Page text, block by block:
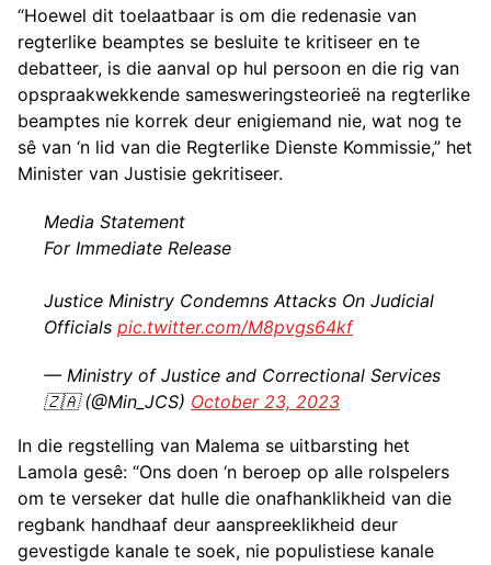
“Hoewel dit toelaatbaar is om die redenasie van
regterlike beamptes se besluite te kritiseer en te
debatteer, is die aanval op hul persoon en die rig van
opspraakwekkende samesweringsteorieë na regterlike
beamptes nie korrek deur enigiemand nie, wat nog te
sê van ‘n lid van die Regterlike Dienste Kommissie,” het
Minister van Justisie gekritiseer.
Media Statement
For Immediate Release
Justice Ministry Condemns Attacks On Judicial
Officials pic.twitter.com/M8pvgs64kf
— Ministry of Justice and Correctional Services
🇿🇦 (@Min_JCS) October 23, 2023
In die regstelling van Malema se uitbarsting het
Lamola gesê: “Ons doen ‘n beroep op alle rolspelers
om te verseker dat hulle die onafhanklikheid van die
regbank handhaaf deur aanspreeklikheid deur
gevestigde kanale te soek, nie populistiese kanale